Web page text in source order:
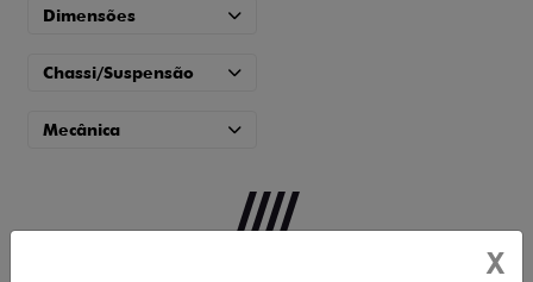
Dimensões
Chassi/Suspensão
Mecânica
X